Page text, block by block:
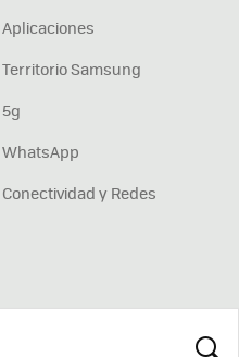
Aplicaciones
Territorio Samsung
5g
WhatsApp
Conectividad y Redes